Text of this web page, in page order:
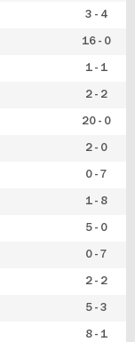
3 - 4
16 - 0
1 - 1
2 - 2
20 - 0
2 - 0
0 - 7
1 - 8
5 - 0
0 - 7
2 - 2
5 - 3
8 - 1